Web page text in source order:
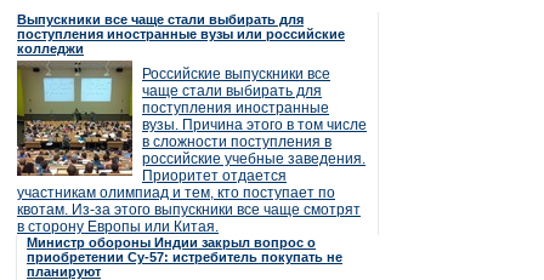
Выпускники все чаще стали выбирать для
поступления иностранные вузы или российские
колледжи
Российские выпускники все
чаще стали выбирать для
поступления иностранные
вузы. Причина этого в том числе
в сложности поступления в
российские учебные заведения.
Приоритет отдается
участникам олимпиад и тем, кто поступает по
квотам. Из-за этого выпускники все чаще смотрят
в сторону Европы или Китая.
Министр обороны Индии закрыл вопрос о
приобретении Су-57: истребитель покупать не
планируют